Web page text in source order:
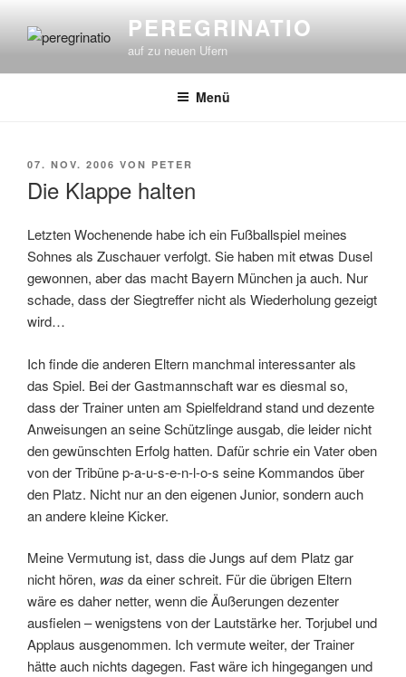
Inhalt
PEREGRINATIO
auf zu neuen Ufern
Menü
VERÖFFENTLICHT
07. NOV. 2006 VON PETER
Die Klappe halten
Letzten Wochenende habe ich ein Fußballspiel meines
Sohnes als Zuschauer verfolgt. Sie haben mit etwas Dusel
gewonnen, aber das macht Bayern München ja auch. Nur
schade, dass der Siegtreffer nicht als Wiederholung gezeigt
wird…
Ich finde die anderen Eltern manchmal interessanter als
das Spiel. Bei der Gastmannschaft war es diesmal so,
dass der Trainer unten am Spielfeldrand stand und dezente
Anweisungen an seine Schützlinge ausgab, die leider nicht
den gewünschten Erfolg hatten. Dafür schrie ein Vater oben
von der Tribüne p-a-u-s-e-n-l-o-s seine Kommandos über
den Platz. Nicht nur an den eigenen Junior, sondern auch
an andere kleine Kicker.
Meine Vermutung ist, dass die Jungs auf dem Platz gar
nicht hören, was da einer schreit. Für die übrigen Eltern
wäre es daher netter, wenn die Äußerungen dezenter
ausfielen – wenigstens von der Lautstärke her. Torjubel und
Applaus ausgenommen. Ich vermute weiter, der Trainer
hätte auch nichts dagegen. Fast wäre ich hingegangen und